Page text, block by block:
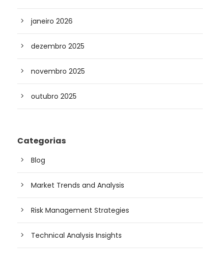
janeiro 2026
dezembro 2025
novembro 2025
outubro 2025
Categorias
Blog
Market Trends and Analysis
Risk Management Strategies
Technical Analysis Insights